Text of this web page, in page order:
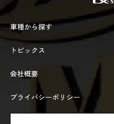
車種から探す
トピックス
会社概要
プライバシーポリシー